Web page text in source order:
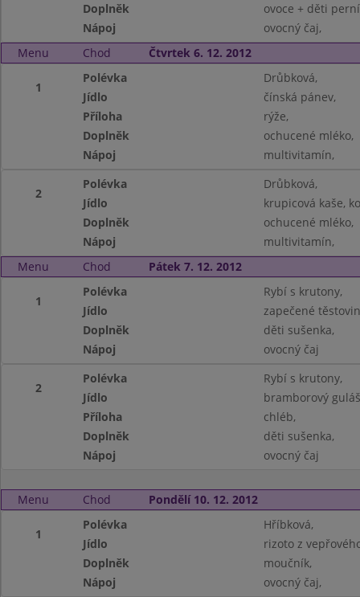
Doplněk
ovoce + děti
Nápoj
ovocný čaj,
Menu
Chod Čtvrtek 6. 12. 2012
1
Polévka
Drůbková,
Jídlo
čínská pánev,
Příloha
rýže,
Doplněk
ochucené mléko,
Nápoj
multivitamín,
2
Polévka
Drůbková,
Jídlo
krupicová kaše,
Doplněk
ochucené mléko,
Nápoj
multivitamín,
Menu
Chod Pátek 7. 12. 2012
1
Polévka
Rybí s krutony,
Jídlo
zapečené
Doplněk
děti sušenka,
Nápoj
ovocný čaj
2
Polévka
Rybí s krutony,
Jídlo
bramborový
Příloha
chléb,
Doplněk
děti sušenka,
Nápoj
ovocný čaj
Menu Chod Pondělí 10. 12. 2012
1
Polévka
Hříbková,
Jídlo
rizoto z
Doplněk
moučník,
Nápoj
ovocný čaj,